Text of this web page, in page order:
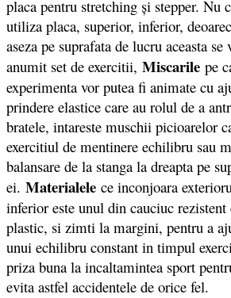
placa pentru stretching și stepper. Nu
utiliza placa, superior, inferior,
aseza pe suprafata de lucru aceasta se
anumit set de exercitii, Miscarile pe
experimenta vor putea fi animate cu
prindere elastice care au rolul de a
bratele, intareste muschii picioarelor
exercitiul de mentinere echilibru sau
balansare de la stanga la dreapta pe
ei. Materialele ce inconjoara
inferior este unul din cauciuc
plastic, si zimti la margini, pentru a
unui echilibru constant in timpul
priza buna la incaltamintea sport
evita astfel accidentele de orice fel.